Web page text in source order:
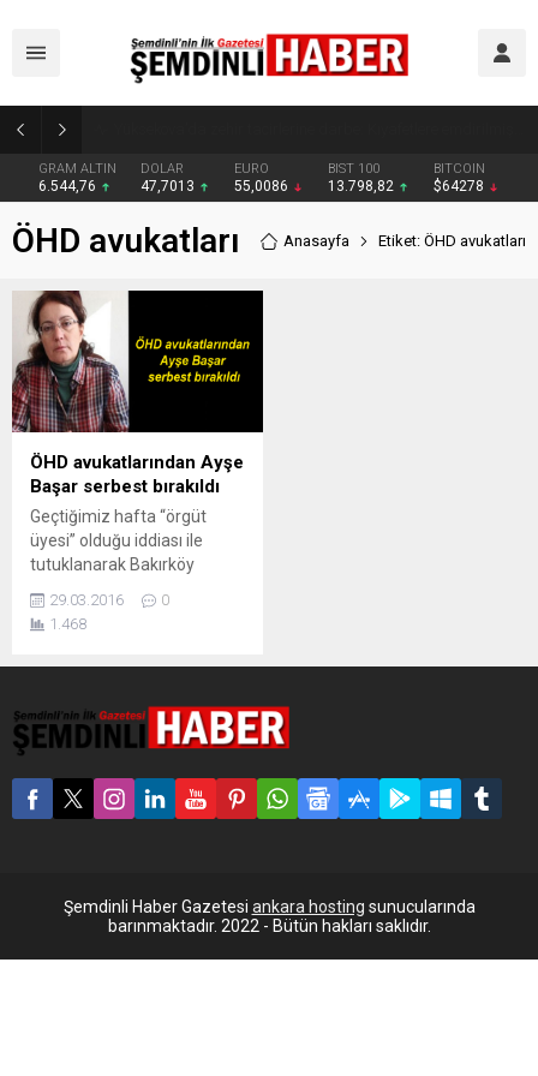
GRAM ALTIN
6.544,76
DOLAR
47,7013
EURO
55,0086
BIST 100
13.798,82
BITCOIN
$64278
ÖHD avukatları Anasayfa Etiket: ÖHD avukatları
ÖHD avukatlarından Ayşe
Başar serbest bırakıldı
Geçtiğimiz hafta “örgüt
üyesi” olduğu iddiası ile
tutuklanarak Bakırköy
üyesi avukat Ayşe Başar
avukatlarının yaptığı itiraz
Derneği’nden (ÖHD) Hüseyin
Boğatekin’le tutuklanan
Ayşe Başar serbest bırakıldı.
23 Mart’ta ÖHD üyesi avukat
Hüseyin Boğatekin ile
Başar,...
29.03.2016
0
1.468
Şemdinli Haber Gazetesi ankara hosting sunucularında
barınmaktadır. 2022 - Bütün hakları saklıdır.